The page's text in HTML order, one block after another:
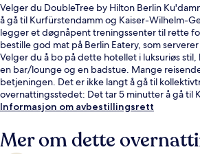
Velger du DoubleTree by Hilton Berlin
å gå til Kurfürstendamm og Kaiser-Wilhelm-
legger et døgnåpent treningssenter til rette
bestille god mat på Berlin Eatery, som
Velger du å bo på dette hotellet i luksuriøs
en bar/lounge og en badstue. Mange
betjeningen. Det er ikke langt å gå til
overnattingsstedet: Det tar 5 minutter å gå til
stasjon og 6 minutter å gå til Augsburger
Informasjon om avbestillingsrett
Mer om dette